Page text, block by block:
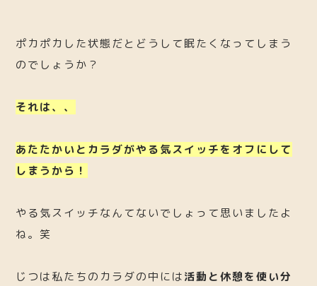
ポカポカした状態だとどうして眠たくなってしまう
のでしょうか？
それは、、
あたたかいとカラダがやる気スイッチをオフにして
しまうから！
やる気スイッチなんてないでしょって思いましたよ
ね。笑
じつは私たちのカラダの中には活動と休憩を使い分